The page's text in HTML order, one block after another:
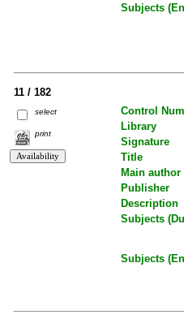
Subjects
11 / 182
select
print
Control
Library
Signature
Title
Main author
Publisher
Description
Subjects
Subjects